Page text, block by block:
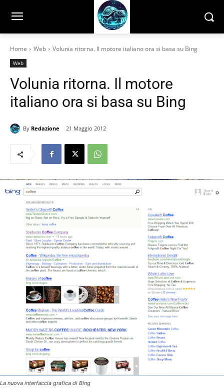
Home Web Volunia ritorna. Il motore italiano ora si basa su Bing
Web
Volunia ritorna. Il motore
italiano ora si basa su Bing
By Redazione 21 Maggio 2012
La nuova interfaccia grafica di Bing